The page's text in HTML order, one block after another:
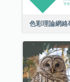
色彩理論網絡